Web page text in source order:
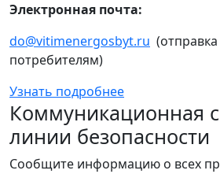
Электронная почта:
do@vitimenergosbyt.ru
потребителям)
Узнать подробнее
Коммуникационная
линии безопасности
Сообщите информацию о всех